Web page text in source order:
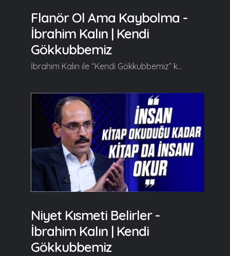
Flanör Ol Ama Kaybolma -
İbrahim Kalın | Kendi
Gökkubbemiz
İbrahim Kalın ile “Kendi Gökkubbemiz” kendine has üslubuyla farklı ufuklara yelken açtırmaya kaldığı yerden devam ediyor. Her hafta farklı konulara değinerek izleyicilerine yeni fikir kapıları aralayan İbrahim Kalın bu bölümde "Flanör, İnsan, Şehir ve Ünsiyet" kavramları üzerinde duruyor. Kendi Gökkubbemiz'in yeni bölümde başlıca şunlar konuşuldu; Serdar Tuncer: Hocam hoş geldiniz, safa getirdiniz. Nasılsınız görüşmeyeli? İbrahim Kalın: Hoş bulduk, safa bulduk. İyiyiz hamd olsun, çok şükür, her halimize şükür. Serdar Tuncer: Eyvallah. Böyle bir Flanör olma haliyle hayatı idame ettirmeye devam diyebilir miyiz? İbrahim Kalın: Evet, diyebiliriz :) İnsan bazen Flanör olmalı. Flanör olmak ne demek? Bir şehirde, bir yerde, bir köyde, kasabada, ormanda, sahilde çok hesap kitap, plan program yapmadan yürüyüşe çıkmak... İnsanın bir anlamda kendini ait hissettiği yerde bir akışa bırakması ve yeni keşiflere kendini hazır kılması demek. Flanör bir şekilde dolanmak şehrin bazen öyle yerlerini keşfetmenize vesile olur ki planlı programlı, rehberli gezilerden çok daha fazlasını öğrenirsiniz çünkü artık şehir sizi gezdirmeye başlar. Birisi, elinizdeki kılavuz vesair değil, şehrin kendisi sizi açmaya başlar. Kendini size açmaya, bu vesile ile de sizi açmaya başlar... Ben mesela bir şehre gittiğimde, kendi şehirlerimiz olsun ya da yurtdışında başka bir şehir olsun genelde bunu yapmaya çalışıyorum tabi ki imkanlar el verdiğinde çünkü görevimiz gereği her şey planlı programlı olmak durumunda elbette, bunu yadsımadan, göz ardı etmeden ama o plan programın içerisinde o esnekliği bir gezinin, bir yere yarım saatliğine bile gitmenin keyfini, inceliğini, o letafetini de kaybetmeyecek şekilde bir plan programla yürümek daha keyifli geliyor bana. Mesela bir şehre gittiğimde... Devamı videoda... Gelin, Beraber Yürüyelim...
Niyet Kısmeti Belirler -
İbrahim Kalın | Kendi
Gökkubbemiz